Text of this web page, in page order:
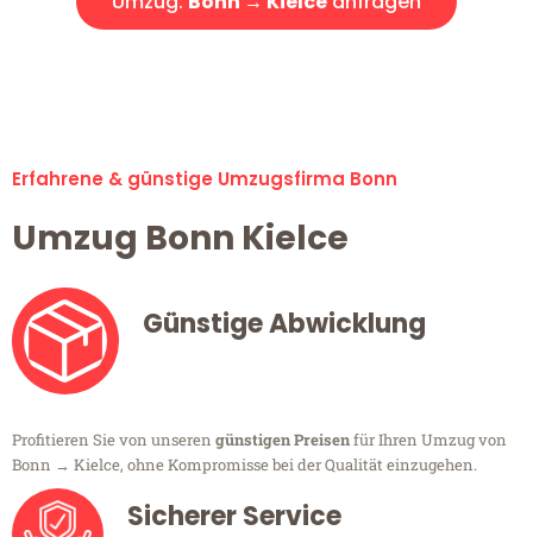
Erfahrene & günstige Umzugsfirma Bonn
Umzug Bonn Kielce
Günstige Abwicklung
Profitieren Sie von unseren günstigen Preisenfür Ihren Umzug von
Bonn → Kielce, ohne Kompromisse bei der Qualität einzugehen.
Sicherer Service